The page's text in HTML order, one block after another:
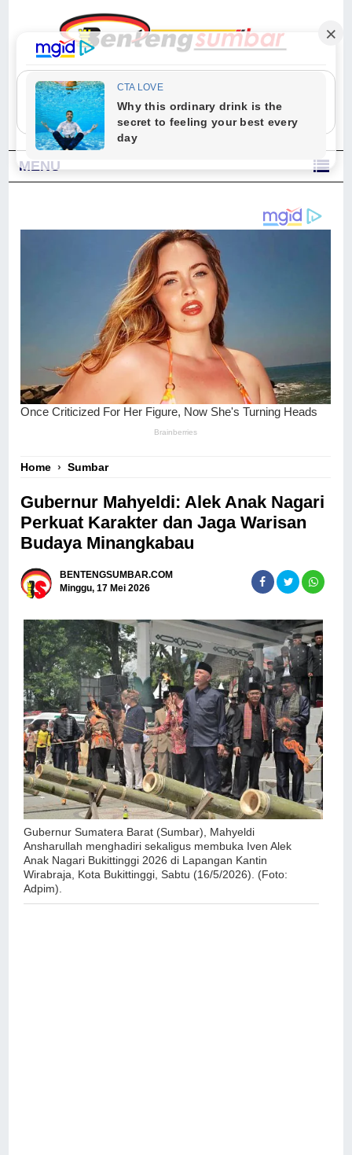
"Sesungguhnya Allah dan para malaikat-Nya berselawat untuk Nabi.
Wahai orang-orang yang beriman, berselawatlah kamu untuk Nabi dan
ucapkanlah salam dengan penuh penghormatan kepadanya." (Qs. Al
Ahzab Ayat 56)
MENU
Home ›Sumbar
Gubernur Mahyeldi: Alek Anak Nagari
Perkuat Karakter dan Jaga Warisan
Budaya Minangkabau
BENTENGSUMBAR.COM
Minggu, 17 Mei 2026
Gubernur Sumatera Barat (Sumbar), Mahyeldi
Ansharullah menghadiri sekaligus membuka Iven Alek
Anak Nagari Bukittinggi 2026 di Lapangan Kantin
Wirabraja, Kota Bukittinggi, Sabtu (16/5/2026). (Foto:
Adpim).